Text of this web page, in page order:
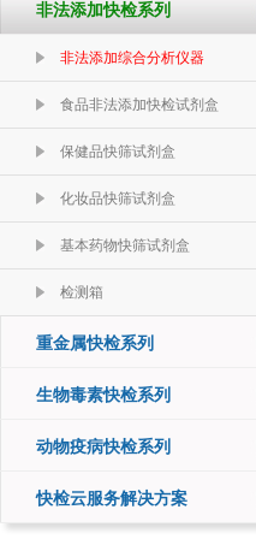
非法添加快检系列
非法添加综合分析仪器
食品非法添加快检试剂盒
保健品快筛试剂盒
化妆品快筛试剂盒
基本药物快筛试剂盒
检测箱
重金属快检系列
生物毒素快检系列
动物疫病快检系列
快检云服务解决方案